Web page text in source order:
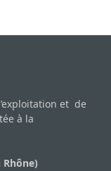
et de
à la